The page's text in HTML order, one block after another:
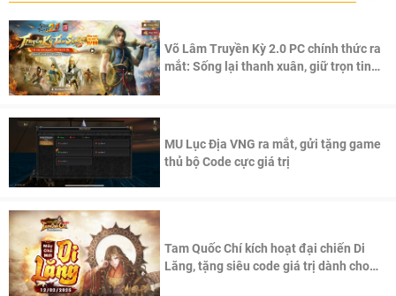
Võ Lâm Truyền Kỳ 2.0 PC chính thức ra
mắt: Sống lại thanh xuân, giữ trọn tinh
MU Lục Địa VNG ra mắt, gửi tặng game
thủ bộ Code cực giá trị
Tam Quốc Chí kích hoạt đại chiến Di
Lăng, tặng siêu code giá trị dành cho